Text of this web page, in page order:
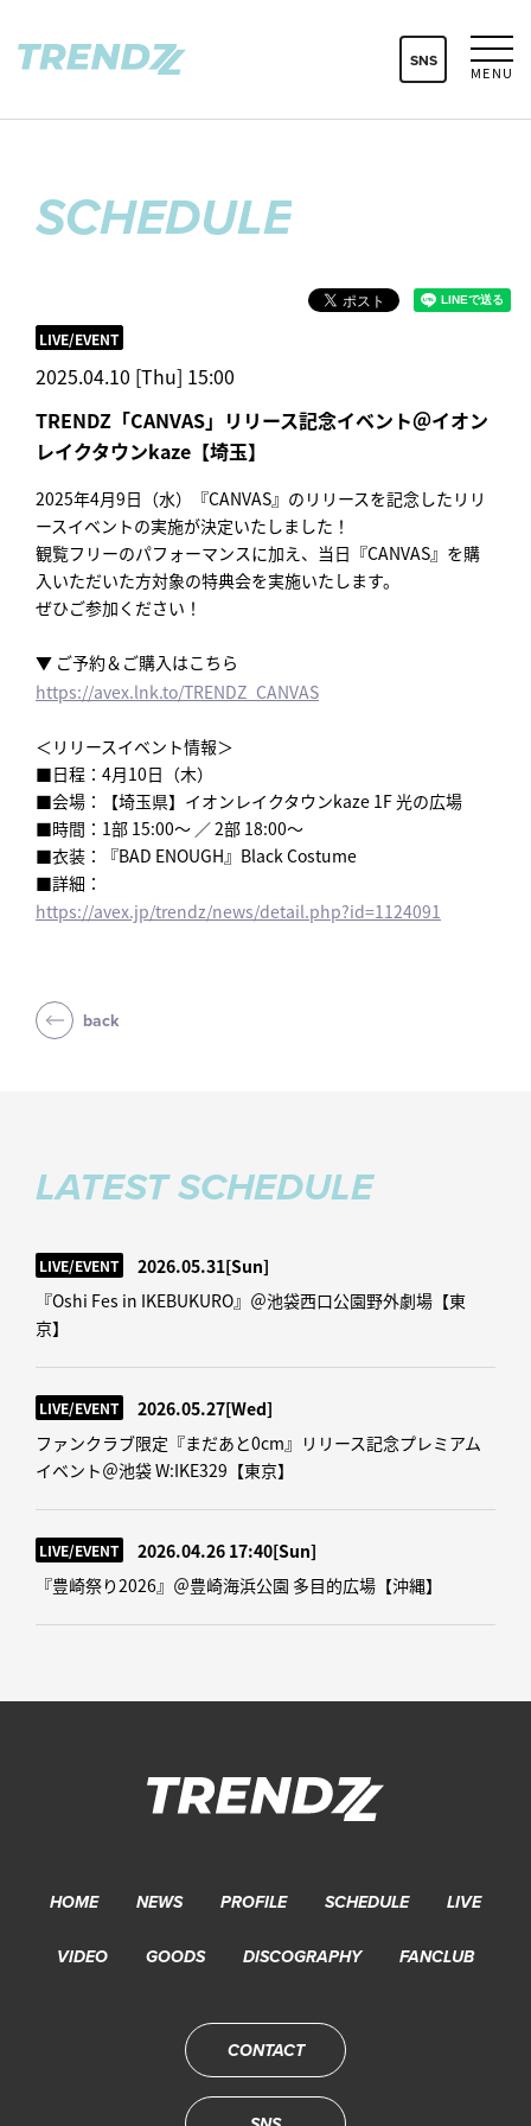
MENU
SNS
SCHEDULE
2025.04.10 [Thu] 15:00
LIVE/EVENT
TRENDZ「CANVAS」リリース記念イベント＠イオン
レイクタウンkaze【埼玉】
2025年4月9日（水）『CANVAS』のリリースを記念したリリ
ースイベントの実施が決定いたしました！
観覧フリーのパフォーマンスに加え、当日『CANVAS』を購
入いただいた方対象の特典会を実施いたします。
ぜひご参加ください！
▼ ご予約＆ご購入はこちら
https://avex.lnk.to/TRENDZ_CANVAS
＜リリースイベント情報＞
■日程：4月10日（木）
■会場：【埼玉県】イオンレイクタウンkaze 1F 光の広場
■時間：1部 15:00～ ／ 2部 18:00～
■衣装：『BAD ENOUGH』Black Costume
■詳細：
https://avex.jp/trendz/news/detail.php?id=1124091
back
LATEST SCHEDULE
LIVE/EVENT 2026.05.31[Sun]
『Oshi Fes in IKEBUKURO』＠池袋西口公園野外劇場【東
京】
LIVE/EVENT 2026.05.27[Wed]
ファンクラブ限定『まだあと0cm』リリース記念プレミアム
イベント＠池袋 W:IKE329【東京】
LIVE/EVENT 2026.04.26 17:40[Sun]
『豊崎祭り2026』＠豊崎海浜公園 多目的広場【沖縄】
HOME NEWS PROFILE SCHEDULE LIVE
VIDEO GOODS DISCOGRAPHY FANCLUB
CONTACT